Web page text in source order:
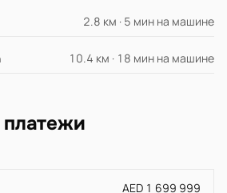
2.8 км · 5 мин на машине
10.4 км · 18 мин на машине
AED 1 699 999